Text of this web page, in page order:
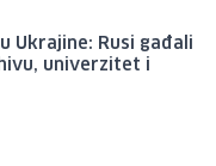
Ukrajine: Rusi gađali
univerzitet i